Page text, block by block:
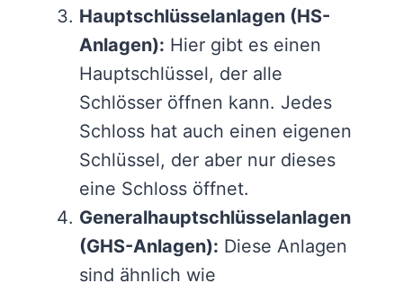
Hauptschlüsselanlagen (HS-
Anlagen): Hier gibt es einen
Hauptschlüssel, der alle
Schlösser öffnen kann. Jedes
Schloss hat auch einen eigenen
Schlüssel, der aber nur dieses
eine Schloss öffnet.
Generalhauptschlüsselanlagen
(GHS-Anlagen): Diese Anlagen
sind ähnlich wie